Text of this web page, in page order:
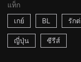
แท็ก
เกย์
BL รัก
ญี่ปุ่น ซีรีส์